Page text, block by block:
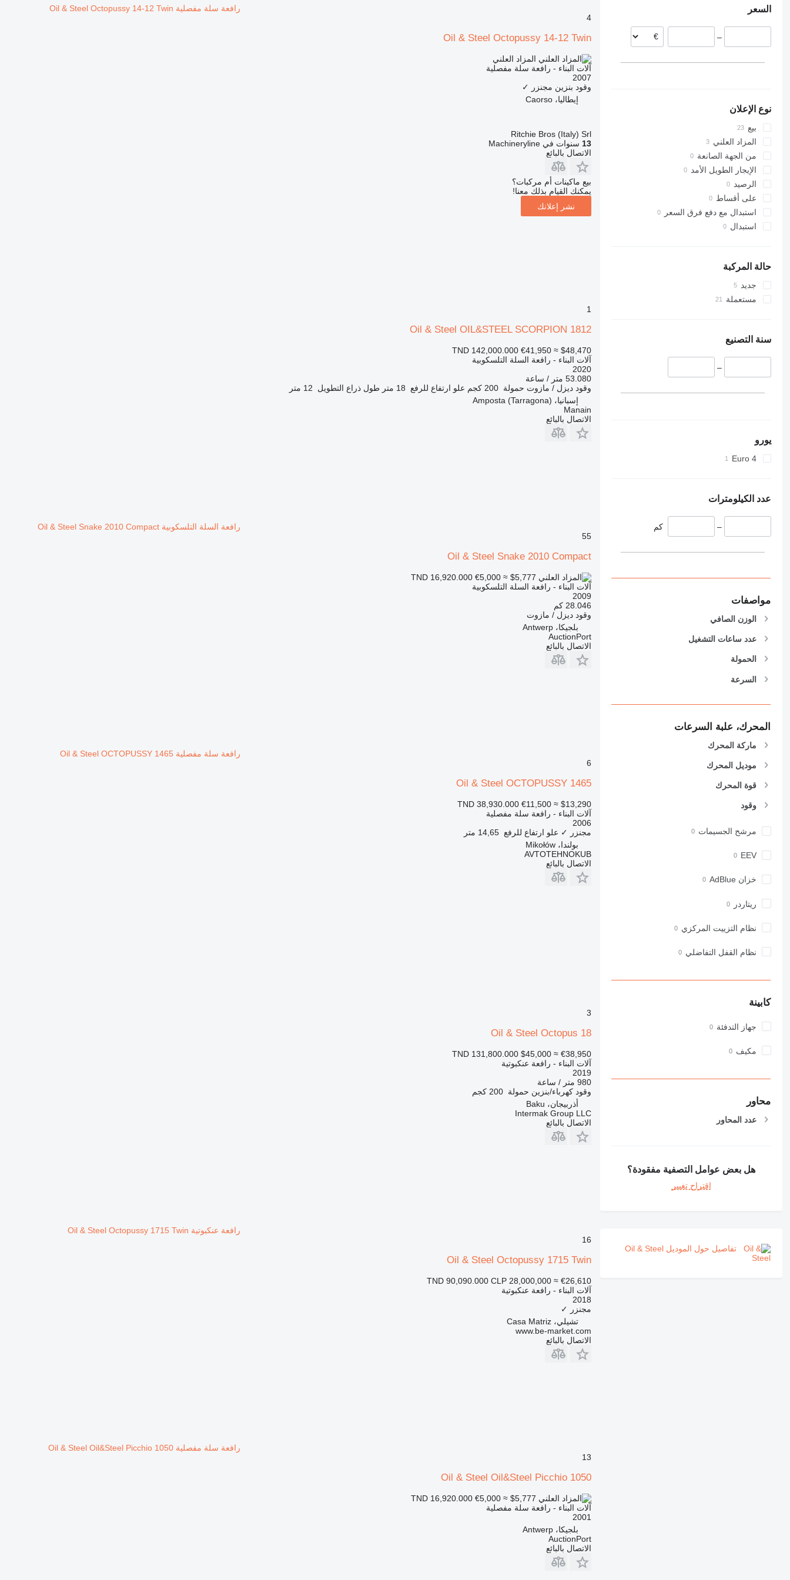
313
319
320
321
322
323
325
326
329
340
349
374
416
420
432
589
826
910
918
924
930
950
955
962
963
972
982
990
AP
C-series
CS
E-series
MH
PM
436
8025
8026
8030
8035
8055
JS
JZ
NXT
VMT
3394
R-series
Toucan
XS
هولندا
ألمانيا
السعر
–
نوع الإعلان
بيع
المزاد العلني
من الجهة الصانعة
الإيجار الطويل الأمد
الرصيد
على أقساط
استبدال مع دفع فرق السعر
استبدال
حالة المركبة
جديد
مستعملة
سنة التصنيع
–
يورو
Euro 4
عدد الكيلومترات
– كم
مواصفات
الوزن الصافي
عدد ساعات التشغيل
الحمولة
السرعة
المحرك، علبة السرعات
ماركة المحرك
موديل المحرك
قوة المحرك
وقود
مرشح الجسيمات
EEV
خزان AdBlue
ريتاردر
نظام التزييت المركزي
نظام القفل التفاضلي
كابينة
جهاز التدفئة
مكيف
محاور
عدد المحاور
هل بعض عوامل التصفية مفقودة؟
اقتراح تغيير
تفاصيل حول الموديل Oil & Steel
رافعة سلة مفصلية Oil & Steel Octopussy 14-12 Twin
4
Oil & Steel Octopussy 14-12 Twin
المزاد العلني
آلات البناء - رافعة سلة مفصلية
2007
وقود بنزين مجنزر
✓
إيطاليا، Caorso
Ritchie Bros (Italy) Srl
13 سنوات في Machineryline
الاتصال بالبائع
بيع ماكينات أم مركبات؟
يمكنك القيام بذلك معنا!
نشر إعلانك
1
Oil & Steel OIL&STEEL SCORPION 1812
TND 142,000.000 €41,950 ≈ $48,470
آلات البناء - رافعة السلة التلسكوبية
2020
53.080 متر / ساعة
وقود ديزل / مازوت حمولة 200 كجم علو ارتفاع للرفع 18 متر طول ذراع التطويل
12 متر
إسبانيا، Amposta (Tarragona)
Manain
الاتصال بالبائع
رافعة السلة التلسكوبية Oil & Steel Snake 2010 Compact
55
Oil & Steel Snake 2010 Compact
€5,000 ≈ $5,777
آلات البناء - رافعة السلة التلسكوبية
2009
28.046 كم
وقود ديزل / مازوت
بلجيكا، Antwerp
AuctionPort
الاتصال بالبائع
رافعة سلة مفصلية Oil & Steel OCTOPUSSY 1465
6
Oil & Steel OCTOPUSSY 1465
TND 38,930.000 €11,500 ≈ $13,290
آلات البناء - رافعة سلة مفصلية
2006
مجنزر
✓ علو ارتفاع للرفع 14,65 متر
بولندا، Mikołów
AVTOTEHNOKUB
الاتصال بالبائع
3
Oil & Steel Octopus 18
TND 131,800.000 $45,000 ≈ €38,950
آلات البناء - رافعة عنكبوتية
2019
980 متر / ساعة
وقود كهرباء/بنزين حمولة 200 كجم
أذربيجان، Baku
Intermak Group LLC
الاتصال بالبائع
رافعة عنكبوتية Oil & Steel Octopussy 1715 Twin
16
Oil & Steel Octopussy 1715 Twin
TND 90,090.000 CLP 28,000,000 ≈ €26,610
آلات البناء - رافعة عنكبوتية
2018
مجنزر
✓
تشيلي، Casa Matriz
www.be-market.com
الاتصال بالبائع
رافعة سلة مفصلية Oil & Steel Oil&Steel Picchio 1050
13
Oil & Steel Oil&Steel Picchio 1050
€5,000 ≈ $5,777
آلات البناء - رافعة سلة مفصلية
2001
بلجيكا، Antwerp
AuctionPort
الاتصال بالبائع